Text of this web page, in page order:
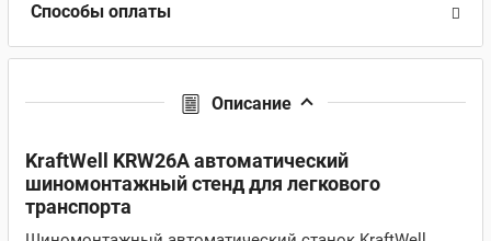
Способы оплаты
Описание
KraftWell KRW26A автоматический
шиномонтажный стенд для легкового
транспорта